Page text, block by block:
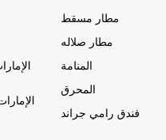
مطار مسقط
مطار صلاله
المنامة
المحرق
فندق رامي جراند